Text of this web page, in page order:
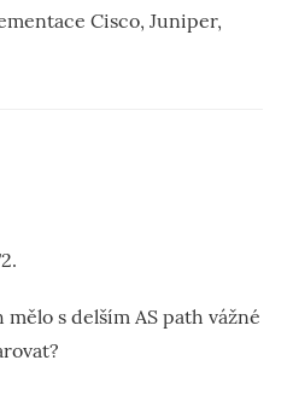
Cisco, Juniper,
s delším AS path vážné